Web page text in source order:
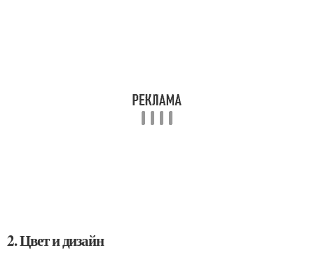
2. Цвет и дизайн